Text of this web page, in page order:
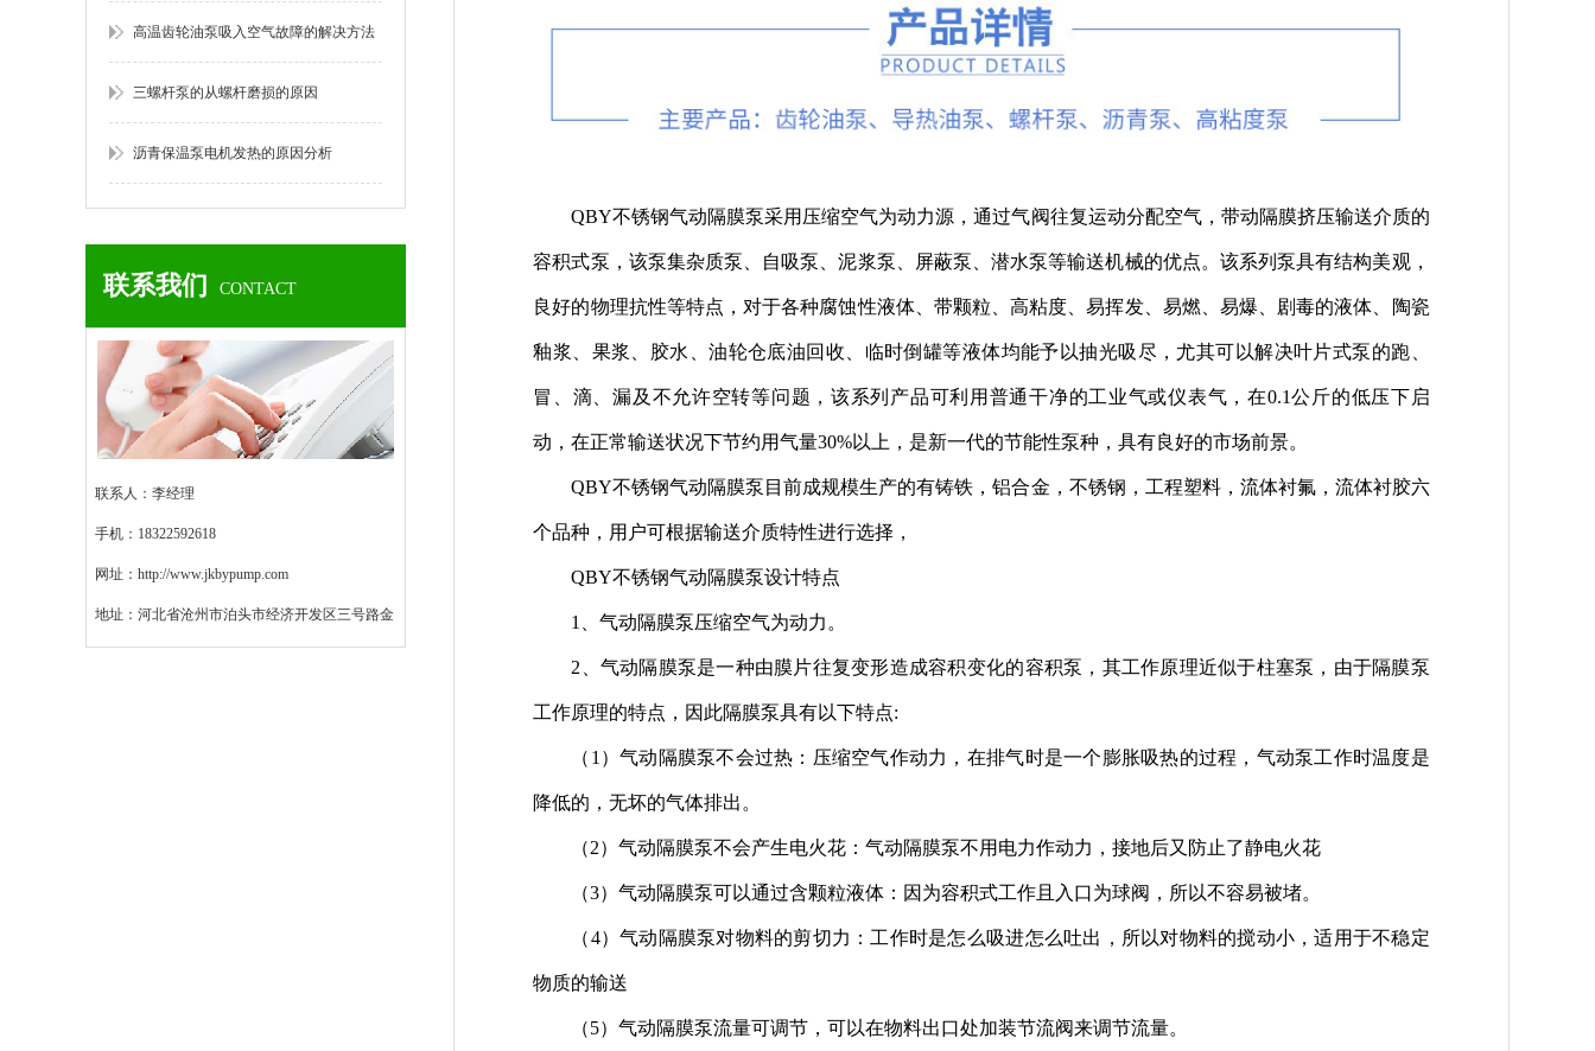
高温齿轮油泵吸入空气故障的解决方法
三螺杆泵的从螺杆磨损的原因
沥青保温泵电机发热的原因分析
联系我们 CONTACT
联系人：李经理
手机：18322592618
网址：http://www.jkbypump.com
地址：河北省沧州市泊头市经济开发区三号路金
QBY不锈钢气动隔膜泵采用压缩空气为动力源，通过气阀往复运动分配空气，带动隔膜挤压输送介质的
容积式泵，该泵集杂质泵、自吸泵、泥浆泵、屏蔽泵、潜水泵等输送机械的优点。该系列泵具有结构美观，
良好的物理抗性等特点，对于各种腐蚀性液体、带颗粒、高粘度、易挥发、易燃、易爆、剧毒的液体、陶瓷
釉浆、果浆、胶水、油轮仓底油回收、临时倒罐等液体均能予以抽光吸尽，尤其可以解决叶片式泵的跑、
冒、滴、漏及不允许空转等问题，该系列产品可利用普通干净的工业气或仪表气，在0.1公斤的低压下启
动，在正常输送状况下节约用气量30%以上，是新一代的节能性泵种，具有良好的市场前景。
QBY不锈钢气动隔膜泵目前成规模生产的有铸铁，铝合金，不锈钢，工程塑料，流体衬氟，流体衬胶六
个品种，用户可根据输送介质特性进行选择，
QBY不锈钢气动隔膜泵设计特点
1、气动隔膜泵压缩空气为动力。
2、气动隔膜泵是一种由膜片往复变形造成容积变化的容积泵，其工作原理近似于柱塞泵，由于隔膜泵
工作原理的特点，因此隔膜泵具有以下特点:
（1）气动隔膜泵不会过热：压缩空气作动力，在排气时是一个膨胀吸热的过程，气动泵工作时温度是
降低的，无坏的气体排出。
（2）气动隔膜泵不会产生电火花：气动隔膜泵不用电力作动力，接地后又防止了静电火花
（3）气动隔膜泵可以通过含颗粒液体：因为容积式工作且入口为球阀，所以不容易被堵。
（4）气动隔膜泵对物料的剪切力：工作时是怎么吸进怎么吐出，所以对物料的搅动小，适用于不稳定
物质的输送
（5）气动隔膜泵流量可调节，可以在物料出口处加装节流阀来调节流量。